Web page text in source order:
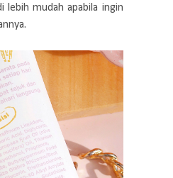
lebih mudah apabila ingin